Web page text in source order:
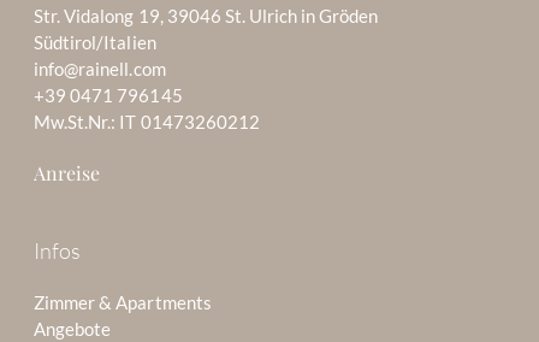
Str. Vidalong 19, 39046 St. Ulrich in Gröden
Südtirol/Italien
info@rainell.com
+39 0471 796145
Mw.St.Nr.: IT 01473260212
Anreise
Infos
Zimmer & Apartments
Angebote